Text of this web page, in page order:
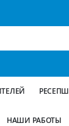
НАШИ РАБОТЫ